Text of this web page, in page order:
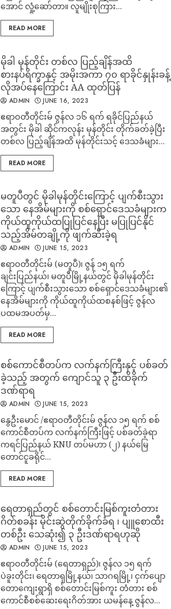
အောင် လှုံ့ဆော်တာ။ လူမျိုးစုကြား...
READ MORE
မိုခါ မုန်တိုင်း တစ်လ ပြည့်ချိန်အထိ
စားနပ်ရိက္ခာနှင့် အမိုးအကာ ၇၀ ရာခိုင်နှုန်းခန့်
လိုအပ်နေကြောင်း AA ထုတ်ပြန်
ADMIN JUNE 16, 2023
ဧရာဝတီတိုင်းမ် ဇွန်လ ၁၆ ရက် ရခိုင်ပြည်နယ်
အတွင်း မိုခါ ဆိုင်ကလုန်း မုန်တိုင်း တိုက်ခတ်ခဲ့ပြီး
တစ်လ ပြည့်ချိန်အထိ မုန်တိုင်းသင့် ဒေသခံများ...
READ MORE
မတူပီတွင် မိုခါမုန်တိုင်းကြောင့် ပျက်စီးသွား
သော နေအိမ်များကို စစ်ရှောင်ဒေသခံများက
ကိုယ်ထူကိုယ်ထပြုပြင်နေပြီး မပြုပြင်နိုင်
သည့်အိမ်တချို့ကို ဖျက်ဆီးခဲ့ရ
ADMIN JUNE 15, 2023
ဧရာဝတီတိုင်းမ် (မတူပီ)၊ ဇွန် ၁၅ ရက်
ချင်းပြည်နယ်၊ မတူပီမြို့နယ်တွင် မိုခါမုန်တိုင်း
ကြောင့် ပျက်စီးသွားသော စစ်ရှောင်ဒေသခံများ၏
နေအိမ်များကို ကိုယ်ထူကိုယ်ထစနစ်ဖြင့် ဇွန်လ
ပထမအပတ်မှ...
READ MORE
စစ်ကောင်စီတပ်က လက်နက်ကြီးနှင့် ပစ်ခတ်
ခဲ့သည့် အတွက် ကျောင်သူ ၃ ဦးထိခိုက်
ဒဏ်ရာရ
ADMIN JUNE 15, 2023
နွေဦးမောင် /ဧရာဝတီတိုင်းမ် ဇွန်လ ၁၅ ရက် စစ်
ကောင်စီတပ်က လက်နက်ကြီးဖြင့် ပစ်ခတ်ခဲ့ရာ
ကရင်ပြည်နယ် KNU တပ်မဟာ (၂) နယ်မြေ
တောင်ငူခရိုင်...
READ MORE
ရေတာရှည်တွင် စစ်တောင်းမြစ်ကူးတံတား
ဂိတ်စခန်း မိုင်းဆွဲတိုက်ခိုက်ခံရ ၊ ပျူစောထီး
တစ်ဦး သေဆုံး၍ ၃ ဦးဒဏ်ရာရဟုဆို
ADMIN JUNE 15, 2023
ဧရာဝတီတိုင်းမ် (ရေတာရှည်)၊ ဇွန်လ ၁၅ ရက်
ပဲခူးတိုင်း၊ ရေတာရှမြို့နယ်၊ သာဂရမြို့၊ ငှက်ပျော
တောကျေးရွာရှိ စစ်တောင်းမြစ်ကူး တံတား စစ်
ကောင်စီစစ်ဆေးရေးဂိတ်အား ယမန်နေ့ ဇွန်လ...